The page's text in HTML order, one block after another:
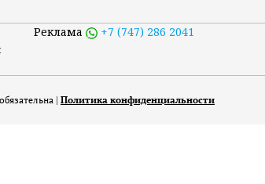
Реклама +7 (747) 286 2041
| Политика конфиденциальности